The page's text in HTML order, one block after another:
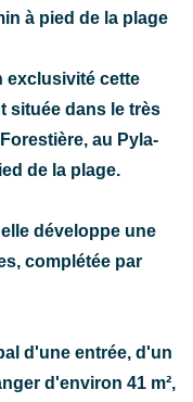
à pied de la plage
exclusivité cette
située dans le très
au Pyla-
de la plage.
développe une
complétée par
d'une entrée, d'un
d'environ 41 m²,